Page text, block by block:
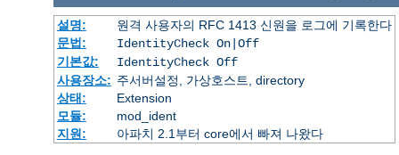
설명:
원격 사용자의 RFC 1413 신원을 로그에 기록한다
문법:
IdentityCheck On|Off
기본값:
IdentityCheck Off
사용장소: 주서버설정, 가상호스트, directory
상태:
Extension
모듈:
mod_ident
지원:
아파치 2.1부터 core에서 빠져 나왔다